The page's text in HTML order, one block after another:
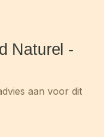
Naturel -
aan voor dit